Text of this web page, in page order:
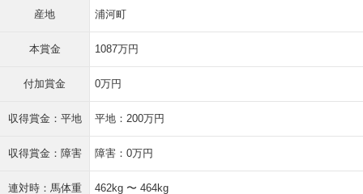
産地 浦河町
本賞金 1087万円
付加賞金 0万円
収得賞金：平地 平地：200万円
収得賞金：障害 障害：0万円
連対時：馬体重 462kg 〜 464kg